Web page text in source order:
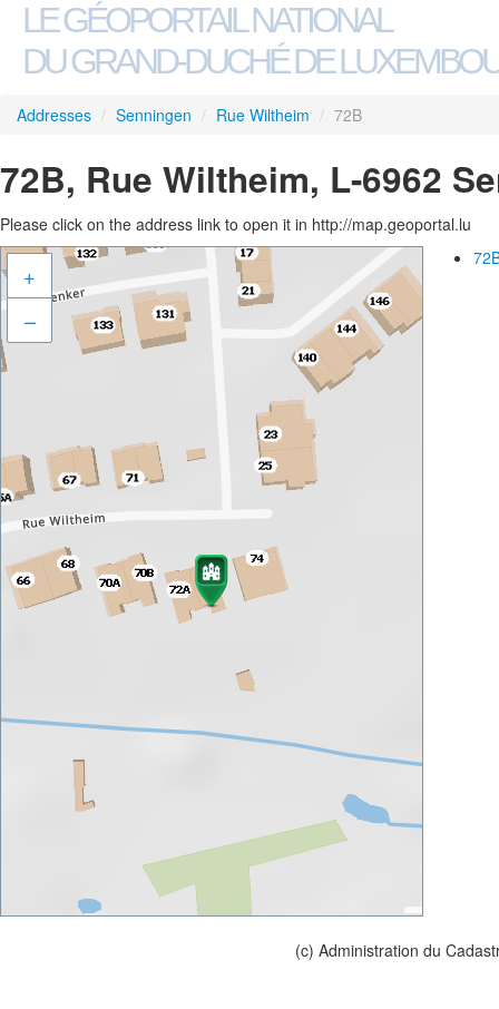
LE GÉOPORTAIL NATIONAL
DU GRAND-DUCHÉ DE
Addresses / Senningen / Rue Wiltheim / 72B
72B, Rue Wiltheim, L-6962
Please click on the address link to open it in http://map.geoportal.lu
+
–
(c) Administration du